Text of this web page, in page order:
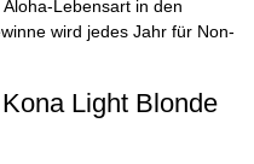
Lebensart in den
wird jedes Jahr für Non-
Light Blonde